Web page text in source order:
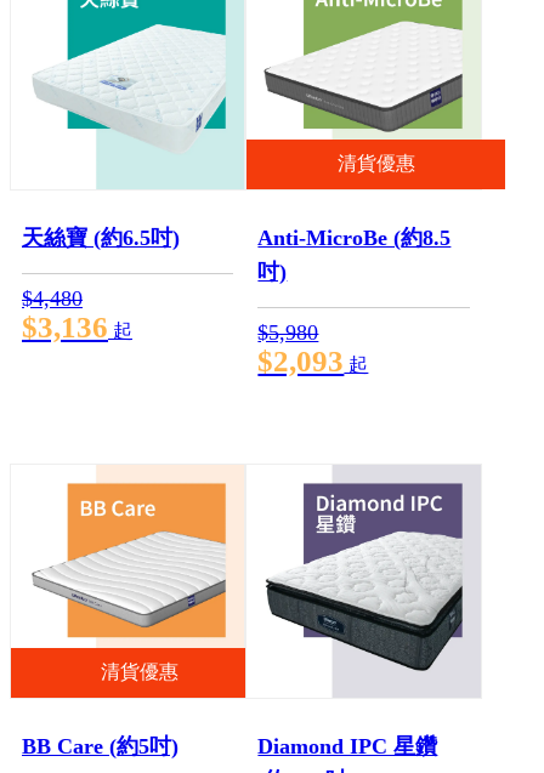
天絲寶 (約6.5吋)
$4,480
$3,136 起
清貨優惠
Anti-MicroBe (約8.5
吋)
$5,980
$2,093 起
清貨優惠
BB Care (約5吋)
Diamond IPC 星鑽